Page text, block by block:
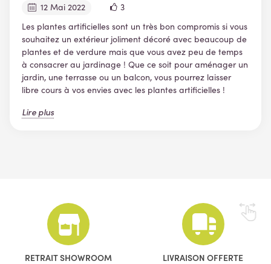
12 Mai 2022
3
Les plantes artificielles sont un très bon compromis si vous
souhaitez un extérieur joliment décoré avec beaucoup de
plantes et de verdure mais que vous avez peu de temps
à consacrer au jardinage ! Que ce soit pour aménager un
jardin, une terrasse ou un balcon, vous pourrez laisser
libre cours à vos envies avec les plantes artificielles !
Lire plus
RETRAIT SHOWROOM LIVRAISON OFFERTE